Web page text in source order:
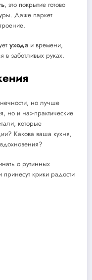
, это покрытие готово
Даже паркет
ухода и времени,
заботливых руках.
но лучше
но и на>практические
которые
Какова ваша кухня,
о рутинных
крики радости